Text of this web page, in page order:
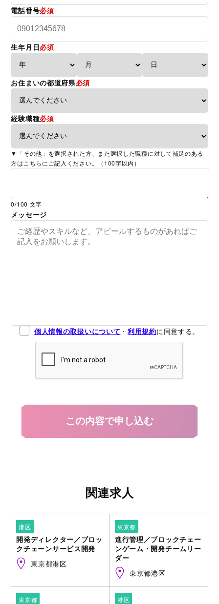
電話番号必須
生年月日必須
お住まいの都道府県必須
経験職種必須
▼「その他」を選択された方、また選択した職種に対して補足のある
方はこちらにご記入ください。（100字以内）
0/100 文字
メッセージ
個人情報の取扱いについて ・利用規約に同意する。
関連求人
港区
開発ディレクター／ブロッ
クチェーンサービス開発
東京都港区
東京都
進行管理／ブロックチェー
ンゲーム・開発チームリー
ダー
東京都港区
東京都 港区